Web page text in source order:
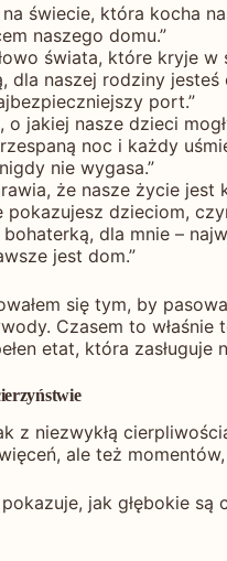
świecie, która kocha
naszego domu.”
świata, które kryje w
dla naszej rodziny jesteś
port.”
o jakiej nasze dzieci
noc i każdy
nie wygasa.”
że nasze życie jest
pokazujesz dzieciom,
dla mnie –
jest dom.”
się tym, by
Czasem to
etat, która zasługuje
z niezwykłą
ale też
jak głębokie